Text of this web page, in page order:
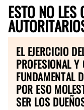
ESTO NO LES
EL EJERCICIO
PROFESIONAL
FUNDAMENTAL
POR ESO
SER LOS